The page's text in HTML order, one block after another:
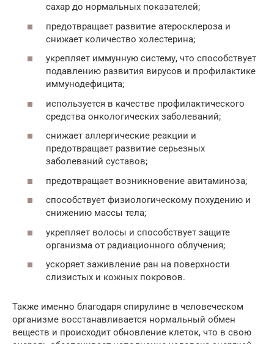
сахар до нормальных показателей;
предотвращает развитие атеросклероза и
снижает количество холестерина;
укрепляет иммунную систему, что способствует
подавлению развития вирусов и профилактике
иммунодефицита;
используется в качестве профилактического
средства онкологических заболеваний;
снижает аллергические реакции и
предотвращает развитие серьезных
заболеваний суставов;
предотвращает возникновение авитаминоза;
способствует физиологическому похудению и
снижению массы тела;
укрепляет волосы и способствует защите
организма от радиационного облучения;
ускоряет заживление ран на поверхности
слизистых и кожных покровов.
Также именно благодаря спирулине в человеческом
организме восстанавливается нормальный обмен
веществ и происходит обновление клеток, что в свою